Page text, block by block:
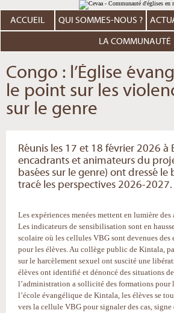
au
contenu.
Aller
personnels
ACCUEIL QUI SOMMES-NOUS ?
LA COMMUNAUTÉ
Congo : l’Église
le point sur les
sur le genre
Réunis les 17 et 18 février 2026 à
encadrants et animateurs du
basées sur le genre) ont dressé
tracé les perspectives 2026-2027.
Les expériences menées mettent en lumière
Les indicateurs de sensibilisation sont en
scolaire où les cellules VBG sont devenues des
pour les élèves. Au collège public de Kintala,
sur le harcèlement sexuel ont suscité une
élèves ont identifié et dénoncé des situations
l’administration a sollicité des formations pour
l’école évangélique de Kintala, les élèves se
vers la cellule VBG pour signaler des cas, signe